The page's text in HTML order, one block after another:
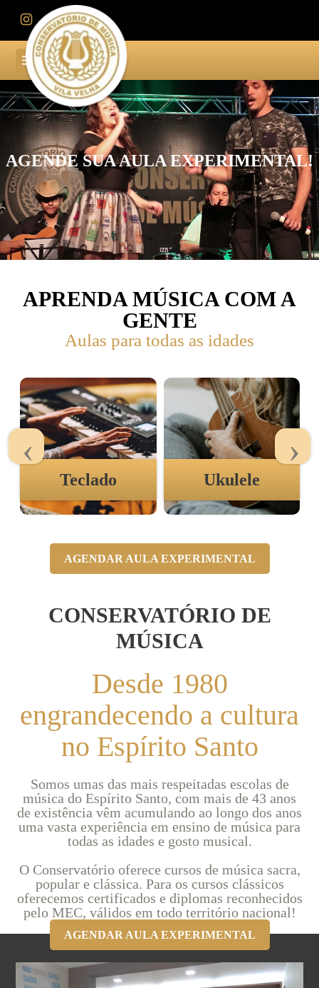
AGENDE SUA AULA EXPERIMENTAL!
APRENDA MÚSICA COM A
GENTE
Aulas para todas as idades
Teclado Ukulele
AGENDAR AULA EXPERIMENTAL
CONSERVATÓRIO DE
MÚSICA
Desde 1980
engrandecendo a cultura
no Espírito Santo
Somos umas das mais respeitadas escolas de
música do Espírito Santo, com mais de 43 anos
de existência vêm acumulando ao longo dos anos
uma vasta experiência em ensino de música para
todas as idades e gosto musical.
O Conservatório oferece cursos de música sacra,
popular e clássica. Para os cursos clássicos
oferecemos certificados e diplomas reconhecidos
pelo MEC, válidos em todo território nacional!
AGENDAR AULA EXPERIMENTAL